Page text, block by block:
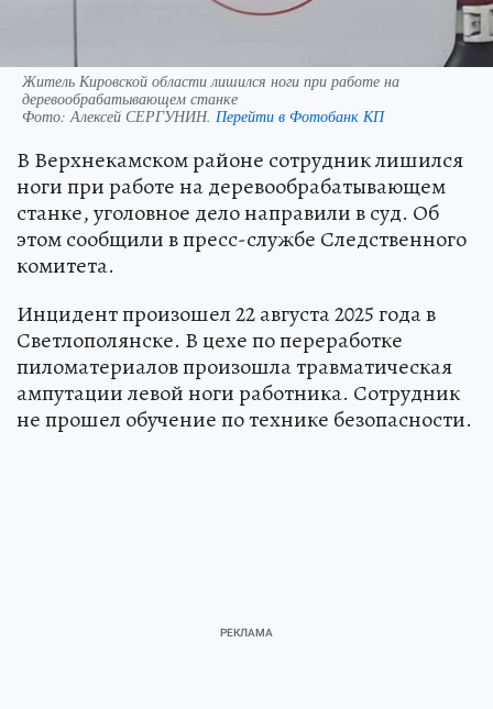
Житель Кировской области лишился ноги при работе на
деревообрабатывающем станке
Фото:Алексей СЕРГУНИН. Перейти в Фотобанк КП
В Верхнекамском районе сотрудник лишился
ноги при работе на деревообрабатывающем
станке, уголовное дело направили в суд. Об
этом сообщили в пресс-службе Следственного
комитета.
Инцидент произошел 22 августа 2025 года в
Светлополянске. В цехе по переработке
пиломатериалов произошла травматическая
ампутации левой ноги работника. Сотрудник
не прошел обучение по технике безопасности.